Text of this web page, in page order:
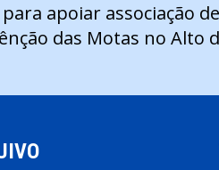
apoiar associação
das Motas no